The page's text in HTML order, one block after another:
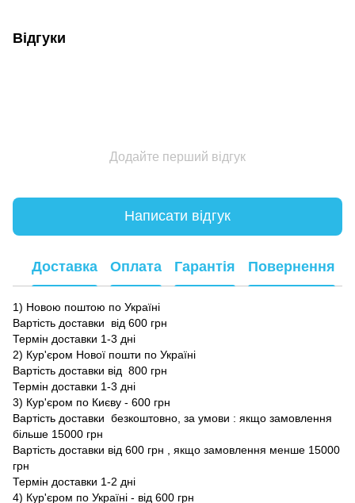
Відгуки
Додайте перший відгук
Написати відгук
Доставка Оплата Гарантія Повернення
1) Новою поштою по Україні
Вартість доставки від 600 грн
Термін доставки 1-3 дні
2) Кур'єром Нової пошти по Україні
Вартість доставки від 800 грн
Термін доставки 1-3 дні
3) Кур'єром по Києву - 600 грн
Вартість доставки безкоштовно, за умови : якщо замовлення
більше 15000 грн
Вартість доставки від 600 грн , якщо замовлення менше 15000
грн
Термін доставки 1-2 дні
4) Кур'єром по Україні - від 600 грн